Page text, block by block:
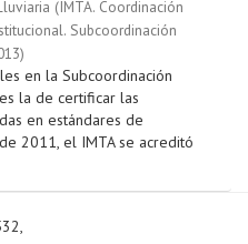
(IMTA. Coordinación
Subcoordinación
)
en la Subcoordinación
la de certificar las
en estándares de
2011, el IMTA se acreditó